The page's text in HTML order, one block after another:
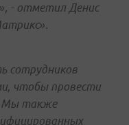
- отметил Денис
сотрудников
чтобы провести
Мы также